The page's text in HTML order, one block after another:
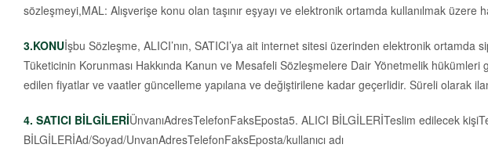
sözleşmeyi,MAL: Alışverişe konu olan taşınır eşyayı ve elektronik ortamda kullanılmak
3.KONUİşbu Sözleşme, ALICI’nın, SATICI’ya ait internet sitesi üzerinden elektronik ortamda
Tüketicinin Korunması Hakkında Kanun ve Mesafeli Sözleşmelere Dair Yönetmelik
edilen fiyatlar ve vaatler güncelleme yapılana ve değiştirilene kadar geçerlidir. Süreli olarak
4. SATICI BİLGİLERİÜnvanıAdresTelefonFaksEposta5. ALICI BİLGİLERİTeslim edilecek
BİLGİLERİAd/Soyad/UnvanAdresTelefonFaksEposta/kullanıcı adı